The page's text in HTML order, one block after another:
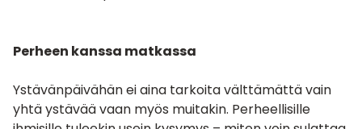
Perheen kanssa matkassa
Ystävänpäivähän ei aina tarkoita välttämättä vain
yhtä ystävää vaan myös muitakin. Perheellisille